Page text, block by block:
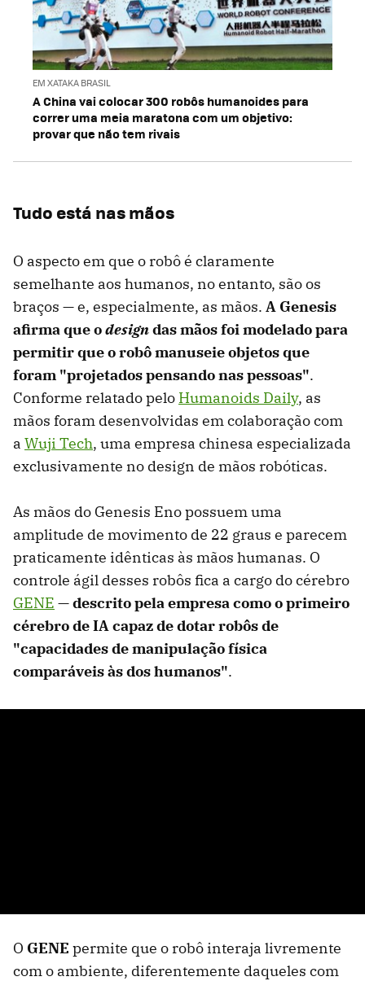
EM XATAKA BRASIL
A China vai colocar 300 robôs humanoides para
correr uma meia maratona com um objetivo:
provar que não tem rivais
Tudo está nas mãos
O aspecto em que o robô é claramente
semelhante aos humanos, no entanto, são os
braços — e, especialmente, as mãos. A Genesis
afirma que odesigndas mãos foi modelado para
permitir que o robô manuseie objetos que
foram "projetados pensando nas pessoas".
Conforme relatado pelo Humanoids Daily, as
mãos foram desenvolvidas em colaboração com
a Wuji Tech, uma empresa chinesa especializada
exclusivamente no design de mãos robóticas.
As mãos do Genesis Eno possuem uma
amplitude de movimento de 22 graus e parecem
praticamente idênticas às mãos humanas. O
controle ágil desses robôs fica a cargo do cérebro
GENE —descritopela empresa como o primeiro
cérebro de IA capaz de dotar robôs de
"capacidades de manipulação física
comparáveis ​​às dos humanos".
O GENE permite que o robô interaja livremente
com o ambiente, diferentemente daqueles com